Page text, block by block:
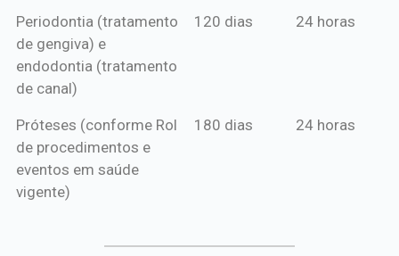
Periodontia (tratamento
de gengiva) e
endodontia (tratamento
de canal)
120 dias 24 horas
Próteses (conforme Rol
de procedimentos e
eventos em saúde
vigente)
180 dias 24 horas